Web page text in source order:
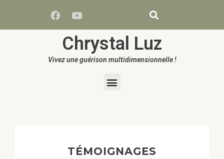
Chrystal Luz
Vivez une guérison multidimensionnelle !
TÉMOIGNAGES